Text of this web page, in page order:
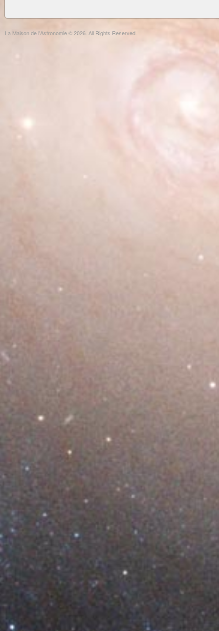
La Maison de l'Astronomie © 2026. All Rights Reserved.